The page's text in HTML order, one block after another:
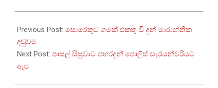
07-
02
Previous Post: සොරෙකුට ගමක් එකතු වී දුන් මාරාන්තික
දඬුවම
Next Post: පාසල් සිසුවාට පහරදුන් පොලිස් සැරයන්වරියට
ඇප